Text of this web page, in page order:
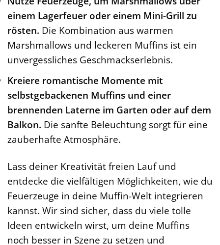
einem Lagerfeuer oder einem Mini-Grill zu
rösten. Die Kombination aus warmen
Marshmallows und leckeren Muffins ist ein
unvergessliches Geschmackserlebnis.
Kreiere romantische Momente mit
selbstgebackenen Muffins und einer
brennenden Laterne im Garten oder auf dem
Balkon. Die sanfte Beleuchtung sorgt für eine
zauberhafte Atmosphäre.
Lass deiner Kreativität freien Lauf und
entdecke die vielfältigen Möglichkeiten, wie du
Feuerzeuge in deine Muffin-Welt integrieren
kannst. Wir sind sicher, dass du viele tolle
Ideen entwickeln wirst, um deine Muffins
noch besser in Szene zu setzen und